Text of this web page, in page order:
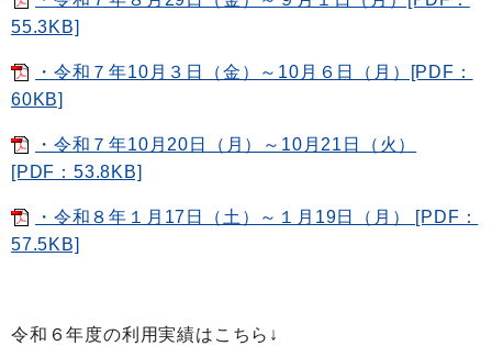
55.3KB]
・令和７年10月３日（金）～10月６日（月）[PDF：
60KB]
・令和７年10月20日（月）～10月21日（火）
[PDF：53.8KB]
・令和８年１月17日（土）～１月19日（月） [PDF：
57.5KB]
令和６年度の利用実績はこちら↓